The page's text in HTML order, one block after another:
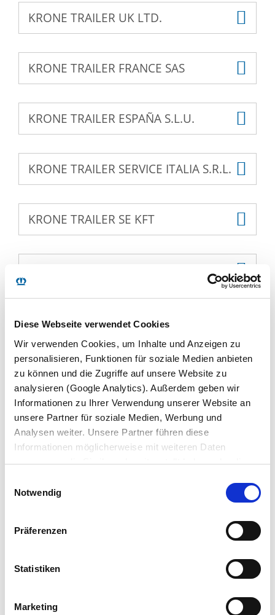
Diese Webseite verwendet Cookies
Wir verwenden Cookies, um Inhalte und Anzeigen zu
personalisieren, Funktionen für soziale Medien anbieten
zu können und die Zugriffe auf unsere Website zu
analysieren (Google Analytics). Außerdem geben wir
Informationen zu Ihrer Verwendung unserer Website an
unsere Partner für soziale Medien, Werbung und
Analysen weiter. Unsere Partner führen diese
Informationen möglicherweise mit weiteren Daten
zusammen, die Sie ihnen bereitgestellt haben oder die
haben. Wir setzen im Rahmen des Trackings auch
abweichenden Datenschutzbestimmungen ein, wodurch
das Risiko von behördlichen Zugriffen bzw. von
Datenschutzerklärung
Notwendig
Präferenzen
Statistiken
Marketing
KRONE TRAILER UK LTD.
KRONE TRAILER FRANCE SAS
KRONE TRAILER ESPAÑA S.L.U.
KRONE TRAILER SERVICE ITALIA S.R.L.
KRONE TRAILER SE KFT
BENDROSIOS PIRKIMO
SĄLYGOS
(EN) GENERAL TERMS AND
CONDITIONS OF PURCHASE
KB)
PDF (219
PDF
KB)
PDF (181